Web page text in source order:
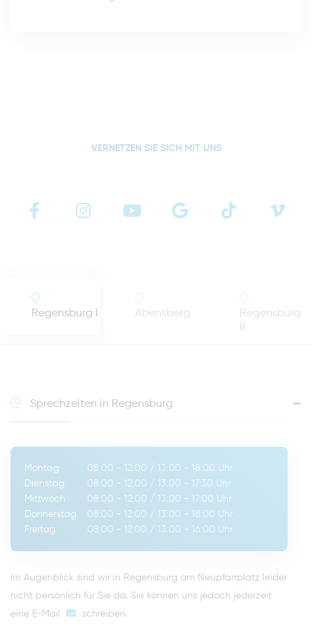
VERNETZEN SIE SICH MIT UNS
Regensburg I Abensberg
Regensburg
Sprechzeiten in Regensburg
Montag 08:00 - 12:00 / 13:00 - 18:00 Uhr
Dienstag
08:00 - 12:00 / 13:00 - 17:30 Uhr
Mittwoch
08:00 - 12:00 / 13:00 - 17:00 Uhr
Donnerstag
08:00 - 12:00 / 13:00 - 18:00 Uhr
Freitag
08:00 - 12:00 / 13:00 - 16:00 Uhr
Im Augenblick sind wir in Regensburg am Neupfarrplatz leider
nicht persönlich für Sie da. Sie können uns jedoch jederzeit
eine E-Mail
schreiben.